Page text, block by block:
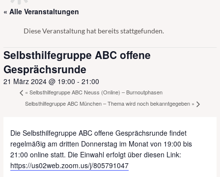
« Alle Veranstaltungen
Diese Veranstaltung hat bereits stattgefunden.
Selbsthilfegruppe ABC offene
Gesprächsrunde
21 März 2024 @ 19:00 -21:00
« Selbsthilfegruppe ABC Neuss (Online) – Burnoutphasen
Selbsthilfegruppe ABC München – Thema wird noch bekanntgegeben »
Die Selbsthilfegruppe ABC offene Gesprächsrunde findet
regelmäßig am dritten Donnerstag im Monat von 19:00 bis
21:00 online statt. Die Einwahl erfolgt über diesen Link:
https://us02web.zoom.us/j/805791047